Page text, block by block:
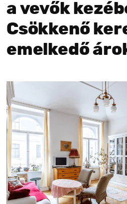
a vevők
Csökkenő
emelkedő